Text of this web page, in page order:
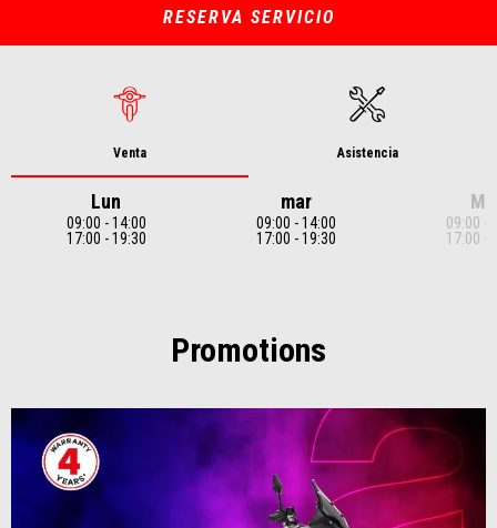
RESERVA SERVICIO
Venta Asistencia
Lun
09:00 - 14:00
17:00 - 19:30
mar
09:00 - 14:00
17:00 - 19:30
09:00 -
17:00 -
Promotions